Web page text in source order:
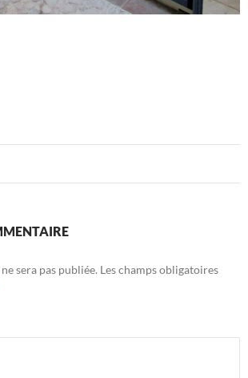
sera pas publiée. Les champs obligatoires